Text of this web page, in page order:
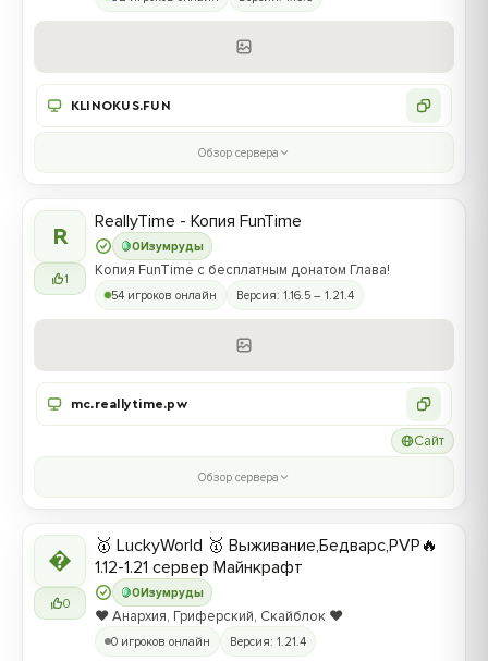
KLINOKUS.FUN
Обзор сервера
R
1
0Изумруды
ReallyTime - Копия FunTime
Копия FunTime с бесплатным донатом Глава!
54 игроков онлайн Версия: 1.16.5 – 1.21.4
mc.reallytime.pw
Сайт
Обзор сервера

0
0Изумруды
🥇 LuckyWorld 🥇 Выживание,Бедварс,PVP🔥
1.12-1.21 сервер Майнкрафт
❤️ Анархия, Гриферский, Скайблок ❤️
0 игроков онлайн Версия: 1.21.4